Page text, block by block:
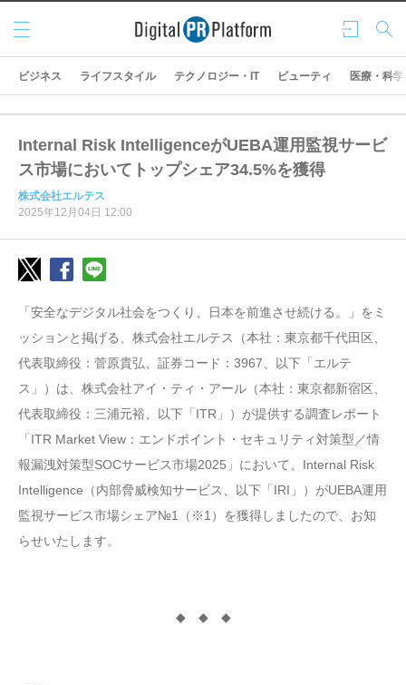
ログ
イン
検索
メニ
ュー
ビジネス ライフスタイル テクノロジー・IT ビューティ 医療・科学
Internal Risk IntelligenceがUEBA運用監視サービ
ス市場においてトップシェア34.5%を獲得
株式会社エルテス
2025年12月04日 12:00
「安全なデジタル社会をつくり、日本を前進させ続ける。」をミ
ッションと掲げる、株式会社エルテス（本社：東京都千代田区、
代表取締役：菅原貴弘、証券コード：3967、以下「エルテ
ス」）は、株式会社アイ・ティ・アール（本社：東京都新宿区、
代表取締役：三浦元裕、以下「ITR」）が提供する調査レポート
「ITR Market View：エンドポイント・セキュリティ対策型／情
報漏洩対策型SOCサービス市場2025」において、Internal Risk
Intelligence（内部脅威検知サービス、以下「IRI」）がUEBA運用
監視サービス市場シェア№1（※1）を獲得しましたので、お知
らせいたします。
◆ ◆ ◆